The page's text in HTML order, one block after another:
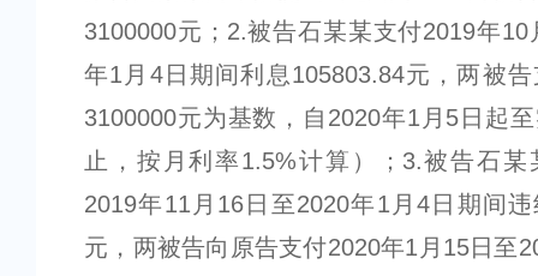
3100000元；2.被告石某某支付2019年10
年1月4日期间利息105803.84元，两被
3100000元为基数，自2020年1月5日起
止，按月利率1.5%计算）；3.被告石某
2019年11月16日至2020年1月4日期间
元，两被告向原告支付2020年1月15日至